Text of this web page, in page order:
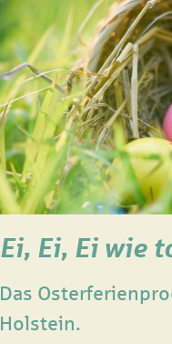
Ei, Ei, Ei wie
Das
Holstein.